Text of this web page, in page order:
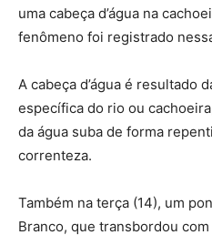
uma cabeça d’água na
fenômeno foi registrado
A cabeça d’água é resultado
específica do rio ou
da água suba de forma
correnteza.
Também na terça (14), um
Branco, que transbordou